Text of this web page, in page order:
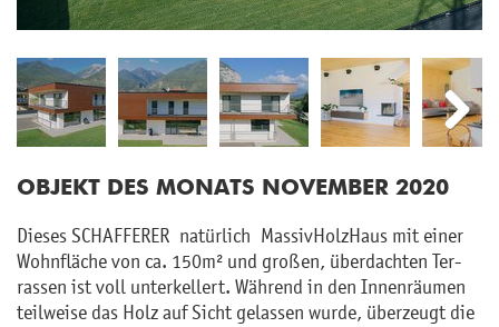
Next
OB­JEKT DES MO­NATS NO­VEM­BER 2020
Die­ses SCHAF­FE­RER na­tür­lich Mas­siv­Holz­Haus mit einer
Wohn­flä­che von ca. 150m² und gro­ßen, über­dach­ten Ter­
ras­sen ist voll un­ter­kel­lert. Wäh­rend in den In­nen­räu­men
teil­wei­se das Holz auf Sicht ge­las­sen wurde, über­zeugt die